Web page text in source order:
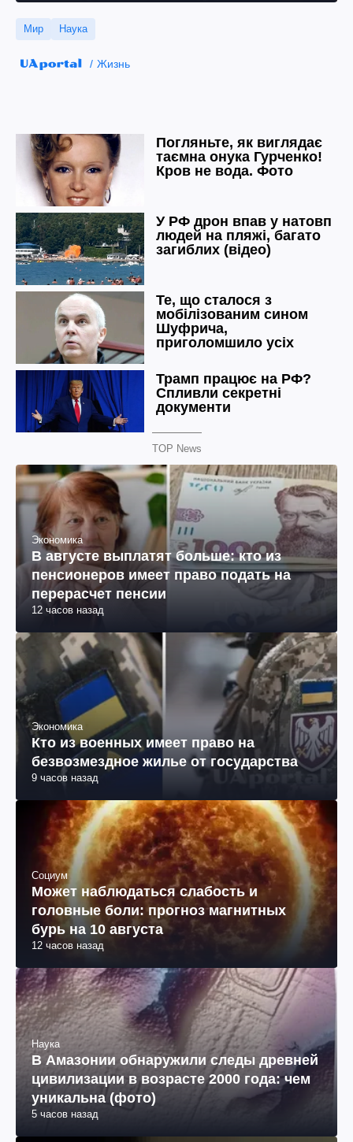
Мир Наука
Жизнь
TOP News
Экономика
В августе выплатят больше: кто из
пенсионеров имеет право подать на
перерасчет пенсии
Экономика
Кто из военных имеет право на
безвозмездное жилье от государства
Социум
Может наблюдаться слабость и
головные боли: прогноз магнитных
бурь на 10 августа
Наука
В Амазонии обнаружили следы древней
цивилизации в возрасте 2000 года: чем
уникальна (фото)